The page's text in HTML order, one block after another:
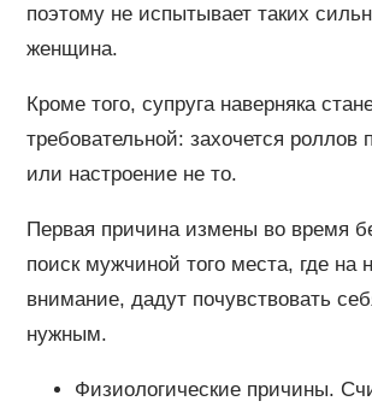
поэтому не испытывает таких
женщина.
Кроме того, супруга наверняка
требовательной: захочется роллов
или настроение не то.
Первая причина измены во время
поиск мужчиной того места, где на
внимание, дадут почувствовать
нужным.
Физиологические причины.